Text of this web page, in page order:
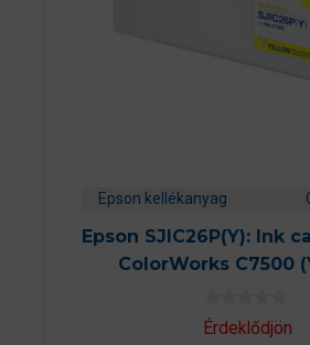
Epson kellékanyag
Epson SJIC26P(Y): Ink
ColorWorks C7500
0
aÉrdeklődjön